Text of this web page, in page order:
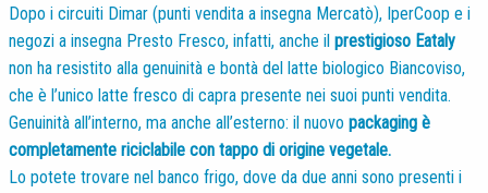
Dopo i circuiti Dimar (punti vendita a insegna Mercatò), IperCoop e i
negozi a insegna Presto Fresco, infatti, anche il prestigioso Eataly
non ha resistito alla genuinità e bontà del latte biologico Biancoviso,
che è l’unico latte fresco di capra presente nei suoi punti vendita.
Genuinità all’interno, ma anche all’esterno: il nuovo packaging è
completamente riciclabile con tappo di origine vegetale.
Lo potete trovare nel banco frigo, dove da due anni sono presenti i